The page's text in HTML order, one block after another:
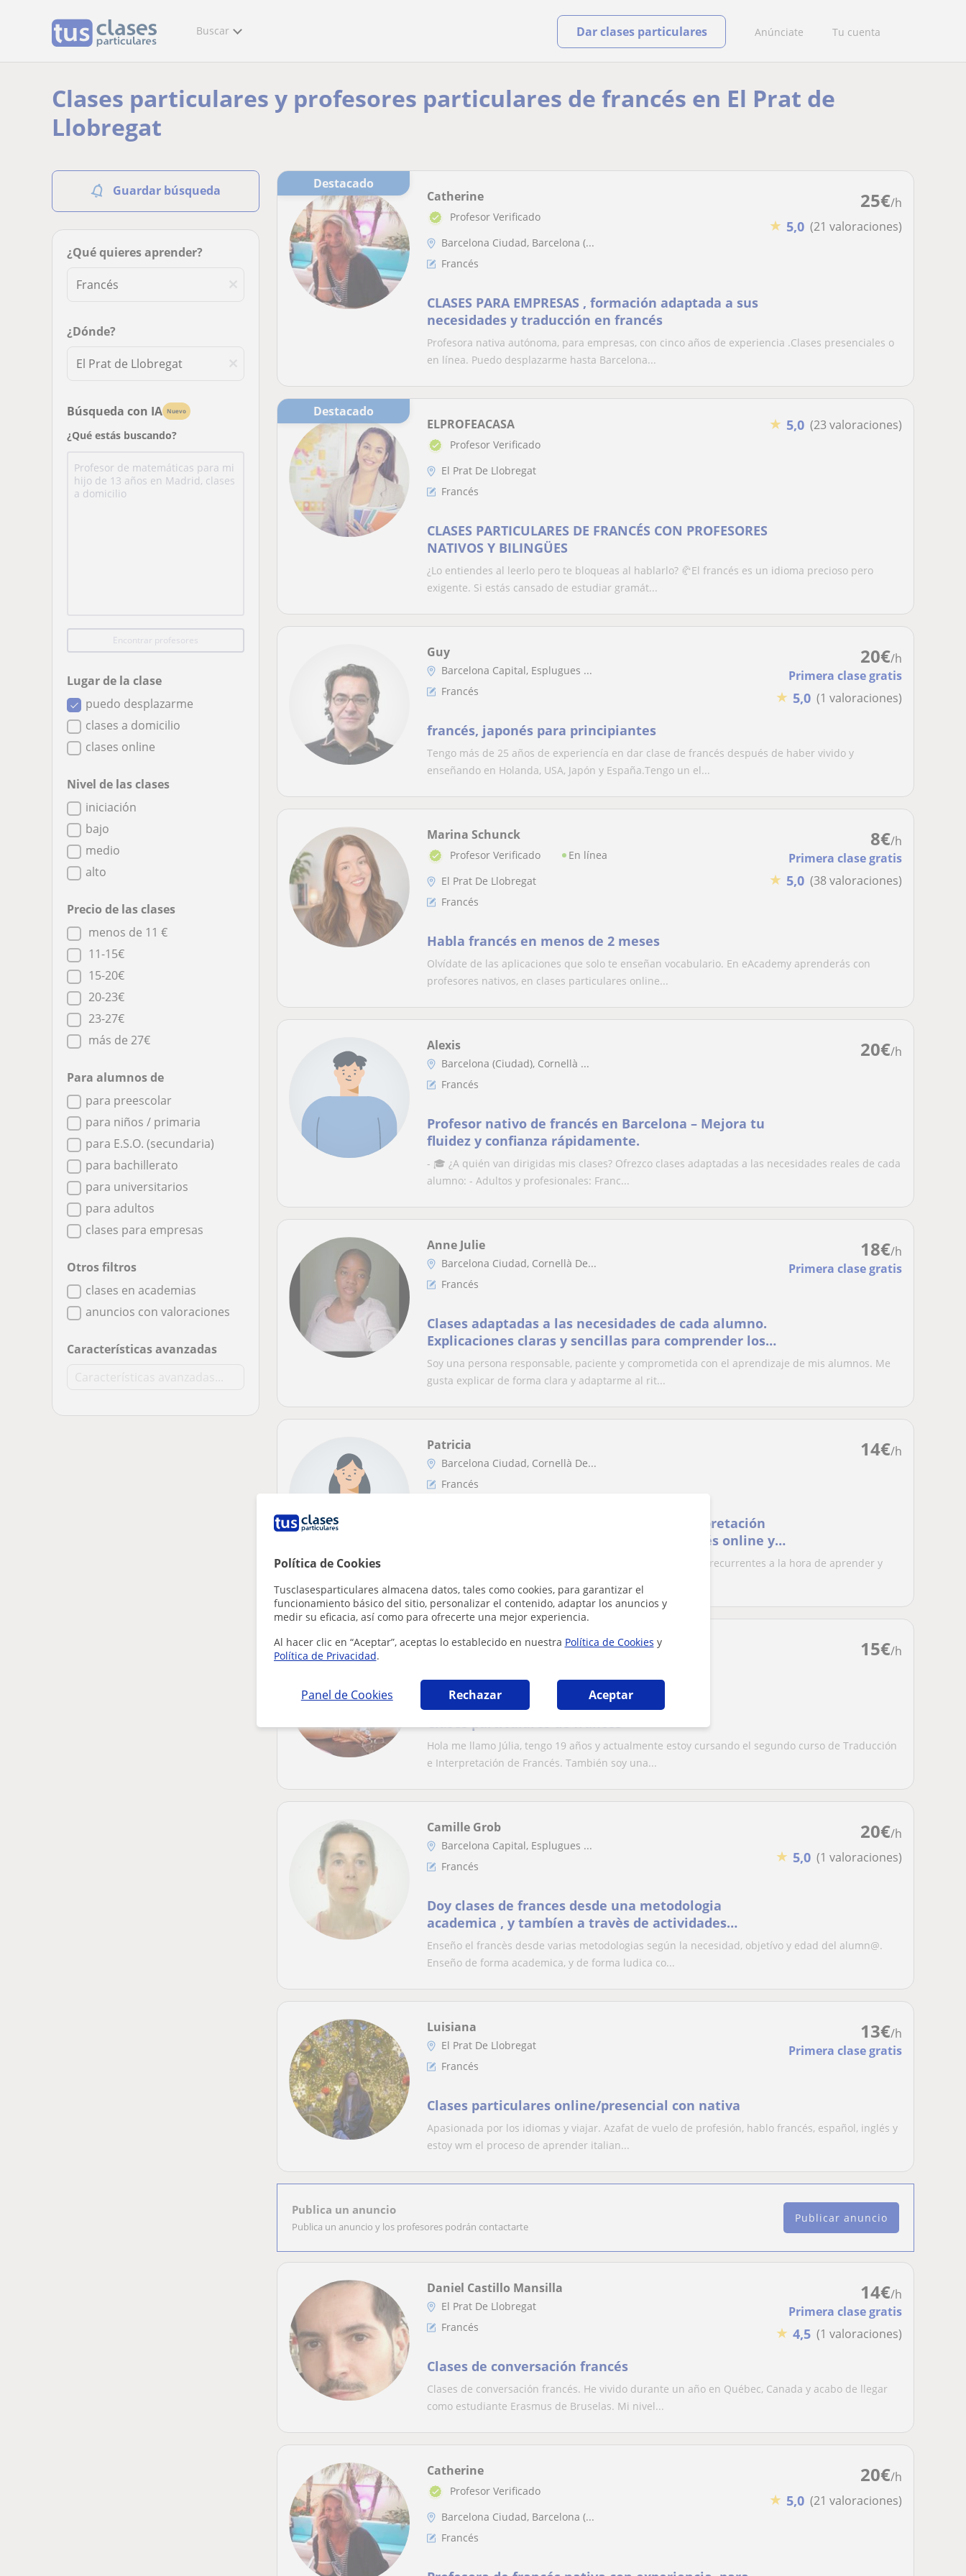
Política de Cookies
Tusclasesparticulares almacena datos, tales como cookies, para garantizar el
funcionamiento básico del sitio, personalizar el contenido, adaptar los anuncios y
medir su eficacia, así como para ofrecerte una mejor experiencia.
Al hacer clic en “Aceptar”, aceptas lo establecido en nuestra Política de Cookies y
Política de Privacidad.
Panel de Cookies Rechazar Aceptar
Buscar Anúnciate Tu cuenta
Dar clases particulares
Clases particulares y profesores particulares de francés en El Prat de
Llobregat
Guardar búsqueda
¿Qué quieres aprender?
¿Dónde?
Búsqueda con IA Nuevo
¿Qué estás buscando?
Encontrar profesores
Lugar de la clase
puedo desplazarme
clases a domicilio
clases online
Nivel de las clases
iniciación
bajo
medio
alto
Precio de las clases
menos de 11 €
11-15€
15-20€
20-23€
23-27€
más de 27€
Para alumnos de
para preescolar
para niños / primaria
para E.S.O. (secundaria)
para bachillerato
para universitarios
para adultos
clases para empresas
Otros filtros
clases en academias
anuncios con valoraciones
Características avanzadas
Destacado
25€/h
★ 5,0 (21 valoraciones)
Catherine
Profesor Verificado
Barcelona Ciudad, Barcelona (...
Francés
CLASES PARA EMPRESAS , formación adaptada a sus
necesidades y traducción en francés
Profesora nativa autónoma, para empresas, con cinco años de experiencia .Clases presenciales o
en línea. Puedo desplazarme hasta Barcelona...
Destacado
★ 5,0 (23 valoraciones)
ELPROFEACASA
Profesor Verificado
El Prat De Llobregat
Francés
CLASES PARTICULARES DE FRANCÉS CON PROFESORES
NATIVOS Y BILINGÜES
¿Lo entiendes al leerlo pero te bloqueas al hablarlo? 🥐El francés es un idioma precioso pero
exigente. Si estás cansado de estudiar gramát...
20€/h
Primera clase gratis
★ 5,0 (1 valoraciones)
Guy
Barcelona Capital, Esplugues ...
Francés
francés, japonés para principiantes
Tengo más de 25 años de experiencía en dar clase de francés después de haber vivido y
enseñando en Holanda, USA, Japón y España.Tengo un el...
8€/h
Primera clase gratis
★ 5,0 (38 valoraciones)
Marina Schunck
Profesor Verificado
En línea
El Prat De Llobregat
Francés
Habla francés en menos de 2 meses
Olvídate de las aplicaciones que solo te enseñan vocabulario. En eAcademy aprenderás con
profesores nativos, en clases particulares online...
20€/h
Alexis
Barcelona (Ciudad), Cornellà ...
Francés
Profesor nativo de francés en Barcelona – Mejora tu
fluidez y confianza rápidamente.
- 🎓 ¿A quién van dirigidas mis clases? Ofrezco clases adaptadas a las necesidades reales de cada
alumno: - Adultos y profesionales: Franc...
18€/h
Primera clase gratis
Anne Julie
Barcelona Ciudad, Cornellà De...
Francés
Clases adaptadas a las necesidades de cada alumno.
Explicaciones claras y sencillas para comprender los
conceptos desde la base
Soy una persona responsable, paciente y comprometida con el aprendizaje de mis alumnos. Me
gusta explicar de forma clara y adaptarme al rit...
14€/h
Patricia
Barcelona Ciudad, Cornellà De...
Francés
Estudiante del grado de Traducción e Interpretación
ofrece clases particulares de francés e inglés online y
Conozco de primera mano cuales son las dificultades más recurrentes a la hora de aprender y
15€/h
Júlia
Francés
Clases particulares de francés
Hola me llamo Júlia, tengo 19 años y actualmente estoy cursando el segundo curso de Traducción
e Interpretación de Francés. También soy una...
20€/h
★ 5,0 (1 valoraciones)
Camille Grob
Barcelona Capital, Esplugues ...
Francés
Doy clases de frances desde una metodologia
academica , y tambíen a travès de actividades
artisticas, juegos y clases de hatha yoga, estiramientos
en frances y castellano
Enseño el francès desde varias metodologias según la necesidad, objetívo y edad del alumn@.
Enseño de forma academica, y de forma ludica co...
13€/h
Primera clase gratis
Luisiana
El Prat De Llobregat
Francés
Clases particulares online/presencial con nativa
Apasionada por los idiomas y viajar. Azafat de vuelo de profesión, hablo francés, español, inglés y
estoy wm el proceso de aprender italian...
Publica un anuncio
Publica un anuncio y los profesores podrán contactarte
Publicar anuncio
14€/h
Primera clase gratis
★ 4,5 (1 valoraciones)
Daniel Castillo Mansilla
El Prat De Llobregat
Francés
Clases de conversación francés
Clases de conversación francés. He vivido durante un año en Québec, Canada y acabo de llegar
como estudiante Erasmus de Bruselas. Mi nivel...
20€/h
★ 5,0 (21 valoraciones)
Catherine
Profesor Verificado
Barcelona Ciudad, Barcelona (...
Francés